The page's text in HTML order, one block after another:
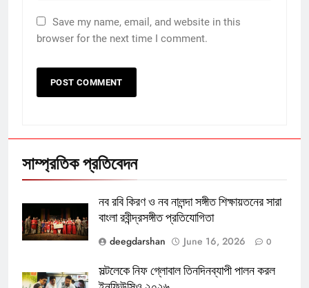
Save my name, email, and website in this
browser for the next time I comment.
সাম্প্রতিক প্রতিবেদন
নব রবি কিরণ ও নব নালন্দা সঙ্গীত শিক্ষায়তনের সারা
বাংলা রবীন্দ্রসঙ্গীত প্রতিযোগিতা
deegdarshan
June 16, 2026 0
সল্টলেকে নিফ গ্লোবাল তিনদিনব্যাপী পালন করল